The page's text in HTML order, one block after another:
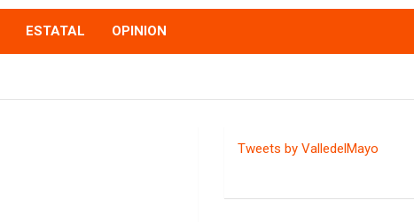
ESTATAL OPINION
Tweets by ValledelMayo